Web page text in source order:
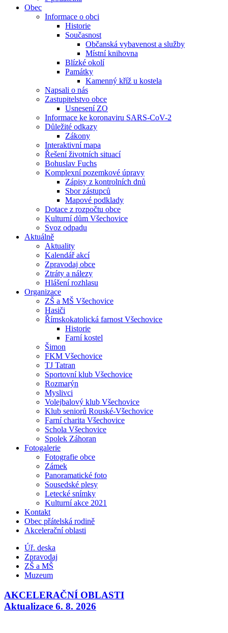
Obec
Informace o obci
Historie
Současnost
Občanská vybavenost a služby
Místní knihovna
Blízké okolí
Památky
Kamenný kříž u kostela
Napsali o nás
Zastupitelstvo obce
Usnesení ZO
Informace ke koronaviru SARS-CoV-2
Důležité odkazy
Zákony
Interaktivní mapa
Řešení životních situací
Bohuslav Fuchs
Komplexní pozemkové úpravy
Zápisy z kontrolních dnů
Sbor zástupců
Mapové podklady
Dotace z rozpočtu obce
Kulturní dům Všechovice
Svoz odpadu
Aktuálně
Aktuality
Kalendář akcí
Zpravodaj obce
Ztráty a nálezy
Hlášení rozhlasu
Organizace
ZŠ a MŠ Všechovice
Hasiči
Římskokatolická farnost Všechovice
Historie
Farní kostel
Šimon
FKM Všechovice
TJ Tatran
Sportovní klub Všechovice
Rozmarýn
Myslivci
Volejbalový klub Všechovice
Klub seniorů Rouské-Všechovice
Farní charita Všechovice
Schola Všechovice
Spolek Záhoran
Fotogalerie
Fotografie obce
Zámek
Panoramatické foto
Sousedské plesy
Letecké snímky
Kulturní akce 2021
Kontakt
Obec přátelská rodině
Akcelerační oblasti
Úř. deska
Zpravodaj
ZŠ a MŠ
Muzeum
AKCELERAČNÍ OBLASTI
Aktualizace 6. 8. 2026